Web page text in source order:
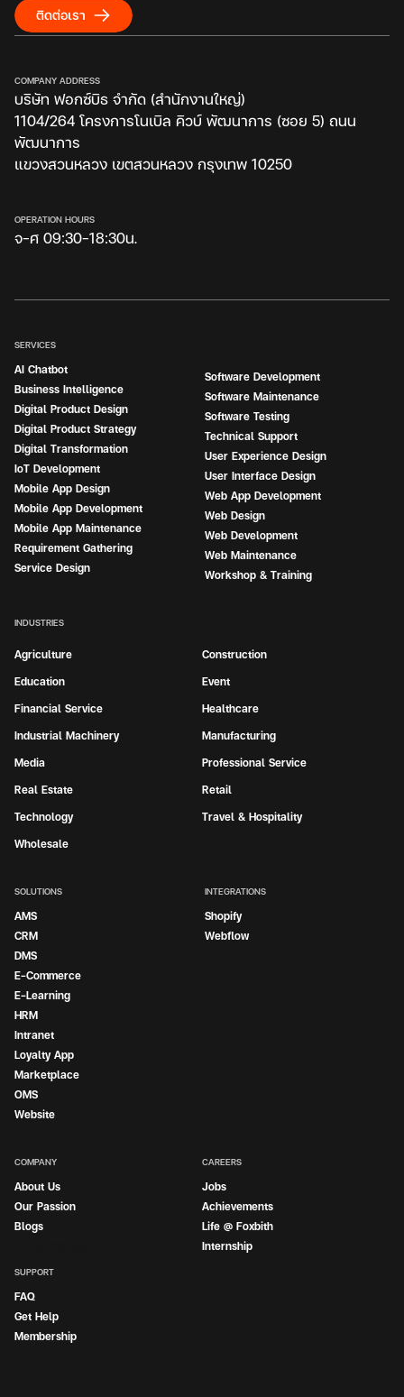
COMPANY ADDRESS
บริษัท ฟอกซ์บิธ จำกัด (สำนักงานใหญ่)
1104/264 โครงการโนเบิล คิวบ์ พัฒนาการ (ซอย 5) ถนน
พัฒนาการ
แขวงสวนหลวง เขตสวนหลวง กรุงเทพ 10250
OPERATION HOURS
จ-ศ 09:30-18:30น.
ติดต่อเรา
SERVICES
AI Chatbot
Business Intelligence
Digital Product Design
Digital Product Strategy
Digital Transformation
IoT Development
Mobile App Design
Mobile App Development
Mobile App Maintenance
Requirement Gathering
Service Design
Software Development
Software Maintenance
Software Testing
Technical Support
User Experience Design
User Interface Design
Web App Development
Web Design
Web Development
Web Maintenance
Workshop & Training
SOLUTIONS
AMS
CRM
DMS
E-Commerce
E-Learning
HRM
Intranet
Loyalty App
Marketplace
OMS
Website
INTEGRATIONS
Shopify
Webflow
INDUSTRIES
Agriculture
Construction
Education
Event
Financial Service
Healthcare
Industrial Machinery
Manufacturing
Media
Professional Service
Real Estate
Retail
Technology
Travel & Hospitality
Wholesale
COMPANY
About Us
Our Passion
Blogs
CAREERS
Jobs
Achievements
Life @ Foxbith
Internship
SUPPORT
FAQ
Get Help
Membership